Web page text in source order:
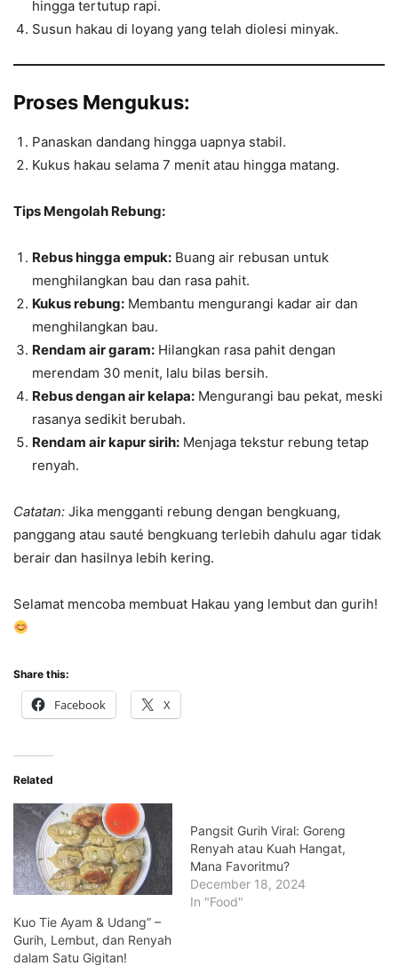
hingga tertutup rapi.
Susun hakau di loyang yang telah diolesi minyak.
Proses Mengukus:
Panaskan dandang hingga uapnya stabil.
Kukus hakau selama 7 menit atau hingga matang.
Tips Mengolah Rebung:
Rebus hingga empuk: Buang air rebusan untuk
menghilangkan bau dan rasa pahit.
Kukus rebung: Membantu mengurangi kadar air dan
menghilangkan bau.
Rendam air garam: Hilangkan rasa pahit dengan
merendam 30 menit, lalu bilas bersih.
Rebus dengan air kelapa: Mengurangi bau pekat, meski
rasanya sedikit berubah.
Rendam air kapur sirih: Menjaga tekstur rebung tetap
renyah.
Catatan: Jika mengganti rebung dengan bengkuang,
panggang atau sauté bengkuang terlebih dahulu agar tidak
berair dan hasilnya lebih kering.
Selamat mencoba membuat Hakau yang lembut dan gurih!
Share this:
Facebook X
Related
Kuo Tie Ayam & Udang” –
Gurih, Lembut, dan Renyah
dalam Satu Gigitan!
Pangsit Gurih Viral: Goreng
Renyah atau Kuah Hangat,
Mana Favoritmu?
December 18, 2024
In "Food"